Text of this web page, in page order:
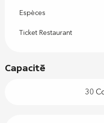
Espèces
Ticket Restaurant
Capacité
30